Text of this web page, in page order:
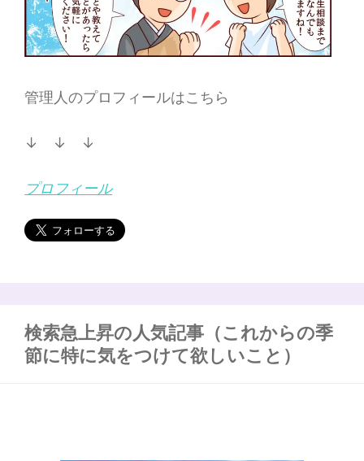
管理人のプロフィールはこちら
↓ ↓ ↓
プロフィール
検索急上昇の人気記事（これからの季
節に特に気をつけて欲しいこと）